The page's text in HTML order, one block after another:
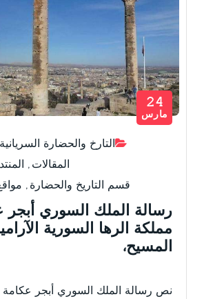
التارخ والحضارة السريانية
المقالات ,
قسم التاريخ والحضارة ,
24
مارس
رسالة الملك السوري أبجر
مملكة الرها السورية
المسيح،
نص رسالة الملك السوري أبجر